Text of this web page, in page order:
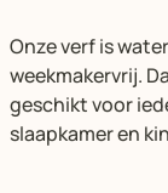
Onze verf is
weekmakervrij.
geschikt voor
slaapkamer en